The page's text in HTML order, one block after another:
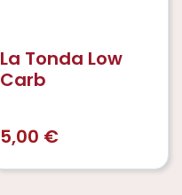
La Tonda Low
Carb
5,00 €